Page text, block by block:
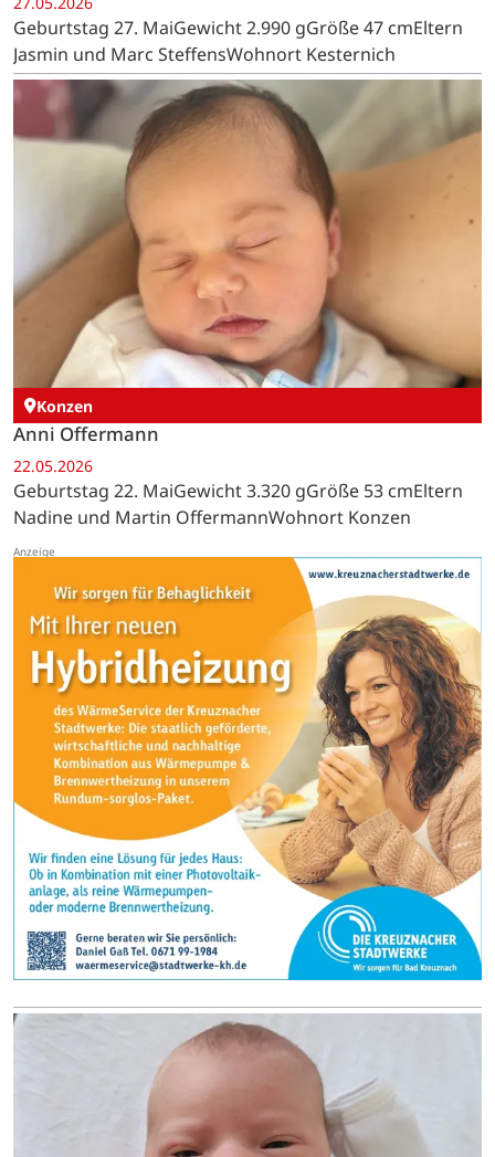
Geburtstag 27. MaiGewicht 2.990 gGröße 47 cmEltern
Jasmin und Marc SteffensWohnort Kesternich
Konzen
Anni Offermann
22.05.2026
Geburtstag 22. MaiGewicht 3.320 gGröße 53 cmEltern
Nadine und Martin OffermannWohnort Konzen